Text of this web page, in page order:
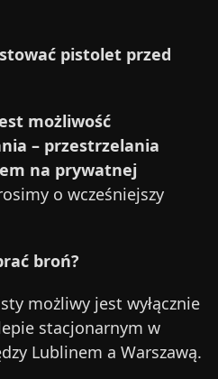
pistolet przed
możliwość
– przestrzelania
na prywatnej
o wcześniejszy
broń?
możliwy jest wyłącznie
stacjonarnym w
Lublinem a Warszawą.